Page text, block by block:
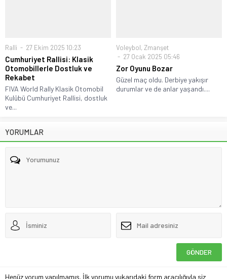
Ralli 27 Ekim 2025 10:23
Cumhuriyet Rallisi: Klasik
Otomobillerle Dostluk ve
Rekabet
FIVA World Rally Klasik Otomobil
Kulübü Cumhuriyet Rallisi, dostluk
ve...
Voleybol, Zmanşet
27 Ocak 2025 05:46
Zor Oyunu Bozar
Güzel maç oldu. Derbiye yakışır
durumlar ve de anlar yaşandı....
YORUMLAR
Henüz yorum yapılmamış. İlk yorumu yukarıdaki form aracılığıyla siz